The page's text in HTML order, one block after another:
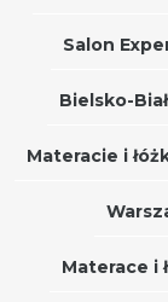
Salon
Bielsko-
Materacie i
Materace i